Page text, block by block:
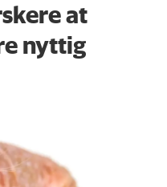
at
nyttig